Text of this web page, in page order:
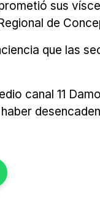
sus
de
que las
canal 11